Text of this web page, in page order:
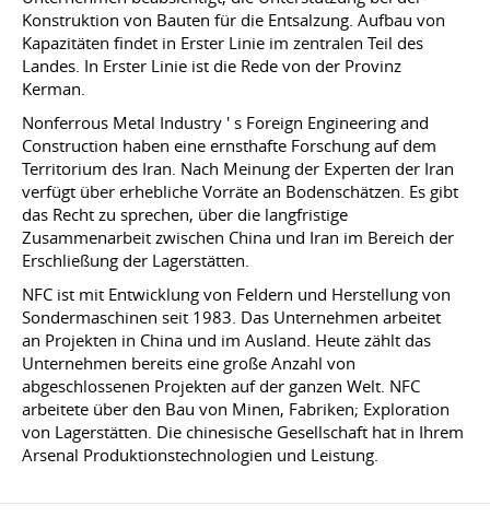
Konstruktion von Bauten für die Entsalzung. Aufbau von
Kapazitäten findet in Erster Linie im zentralen Teil des
Landes. In Erster Linie ist die Rede von der Provinz
Kerman.
Nonferrous Metal Industry ' s Foreign Engineering and
Construction haben eine ernsthafte Forschung auf dem
Territorium des Iran. Nach Meinung der Experten der Iran
verfügt über erhebliche Vorräte an Bodenschätzen. Es gibt
das Recht zu sprechen, über die langfristige
Zusammenarbeit zwischen China und Iran im Bereich der
Erschließung der Lagerstätten.
NFC ist mit Entwicklung von Feldern und Herstellung von
Sondermaschinen seit 1983. Das Unternehmen arbeitet
an Projekten in China und im Ausland. Heute zählt das
Unternehmen bereits eine große Anzahl von
abgeschlossenen Projekten auf der ganzen Welt. NFC
arbeitete über den Bau von Minen, Fabriken; Exploration
von Lagerstätten. Die chinesische Gesellschaft hat in Ihrem
Arsenal Produktionstechnologien und Leistung.